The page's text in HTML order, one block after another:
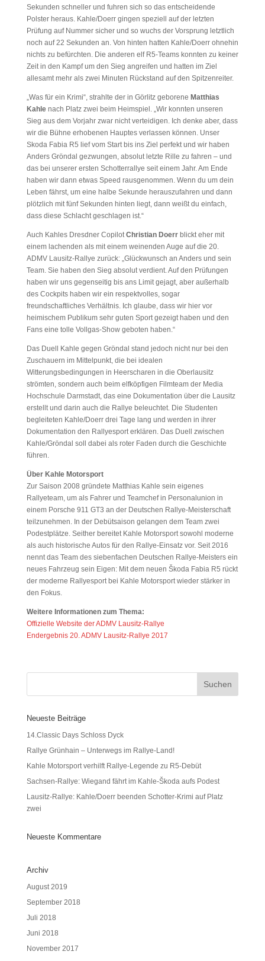
Sekunden schneller und fuhren sich so das entscheidende
Polster heraus. Kahle/Doerr gingen speziell auf der letzten
Prüfung auf Nummer sicher und so wuchs der Vorsprung letztlich
noch auf 22 Sekunden an. Von hinten hatten Kahle/Doerr ohnehin
nichts zu befürchten. Die anderen elf R5-Teams konnten zu keiner
Zeit in den Kampf um den Sieg angreifen und hatten im Ziel
allesamt mehr als zwei Minuten Rückstand auf den Spitzenreiter.
„Was für ein Krimi“, strahlte der in Görlitz geborene Matthias
Kahlenach Platz zwei beim Heimspiel. „Wir konnten unseren
Sieg aus dem Vorjahr zwar nicht verteidigen. Ich denke aber, dass
wir die Bühne erhobenen Hauptes verlassen können. Unser
Skoda Fabia R5 lief vom Start bis ins Ziel perfekt und wir haben
Anders Gröndal gezwungen, absolut letzte Rille zu fahren – und
das bei unserer ersten Schotterrallye seit einem Jahr. Am Ende
haben wir dann etwas Speed rausgenommen. Wenn du um dein
Leben fährst, um eine halbe Sekunde herauszufahren und dann
plötzlich mit fünf Sekunden hinten liegt, dann weißt du einfach,
dass diese Schlacht geschlagen ist.“
Auch Kahles Dresdner CopilotChristian Doerrblickt eher mit
einem lachenden als mit einem weinenden Auge auf die 20.
ADMV Lausitz-Rallye zurück: „Glückwunsch an Anders und sein
Team. Sie haben den Sieg absolut verdient. Auf den Prüfungen
haben wir uns gegenseitig bis ans Limit gejagt, aber außerhalb
des Cockpits haben wir ein respektvolles, sogar
freundschaftliches Verhältnis. Ich glaube, dass wir hier vor
heimischem Publikum sehr guten Sport gezeigt haben und den
Fans eine tolle Vollgas-Show geboten haben.“
Das Duell Kahle gegen Gröndal stand jedoch nicht nur bei den
Zuschauern im Mittelpunkt, die bei idealen
Witterungsbedingungen in Heerscharen in die Oberlausitz
strömten, sondern auch beim elfköpfigen Filmteam der Media
Hochschule Darmstadt, das eine Dokumentation über die Lausitz
erstellt und darin auch die Rallye beleuchtet. Die Studenten
begleiteten Kahle/Doerr drei Tage lang und werden in ihrer
Dokumentation den Rallyesport erklären. Das Duell zwischen
Kahle/Gröndal soll dabei als roter Faden durch die Geschichte
führen.
Über Kahle Motorsport
Zur Saison 2008 gründete Matthias Kahle sein eigenes
Rallyeteam, um als Fahrer und Teamchef in Personalunion in
einem Porsche 911 GT3 an der Deutschen Rallye-Meisterschaft
teilzunehmen. In der Debütsaison gelangen dem Team zwei
Podestplätze. Seither bereitet Kahle Motorsport sowohl moderne
als auch historische Autos für den Rallye-Einsatz vor. Seit 2016
nennt das Team des siebenfachen Deutschen Rallye-Meisters ein
neues Fahrzeug sein Eigen: Mit dem neuen Škoda Fabia R5 rückt
der moderne Rallyesport bei Kahle Motorsport wieder stärker in
den Fokus.
Weitere Informationen zum Thema:
Offizielle Website der ADMV Lausitz-Rallye
Endergebnis 20. ADMV Lausitz-Rallye 2017
Neueste Beiträge
14.Classic Days Schloss Dyck
Rallye Grünhain – Unterwegs im Rallye-Land!
Kahle Motorsport verhilft Rallye-Legende zu R5-Debüt
Sachsen-Rallye: Wiegand fährt im Kahle-Škoda aufs Podest
Lausitz-Rallye: Kahle/Doerr beenden Schotter-Krimi auf Platz
zwei
Neueste Kommentare
Archiv
August 2019
September 2018
Juli 2018
Juni 2018
November 2017